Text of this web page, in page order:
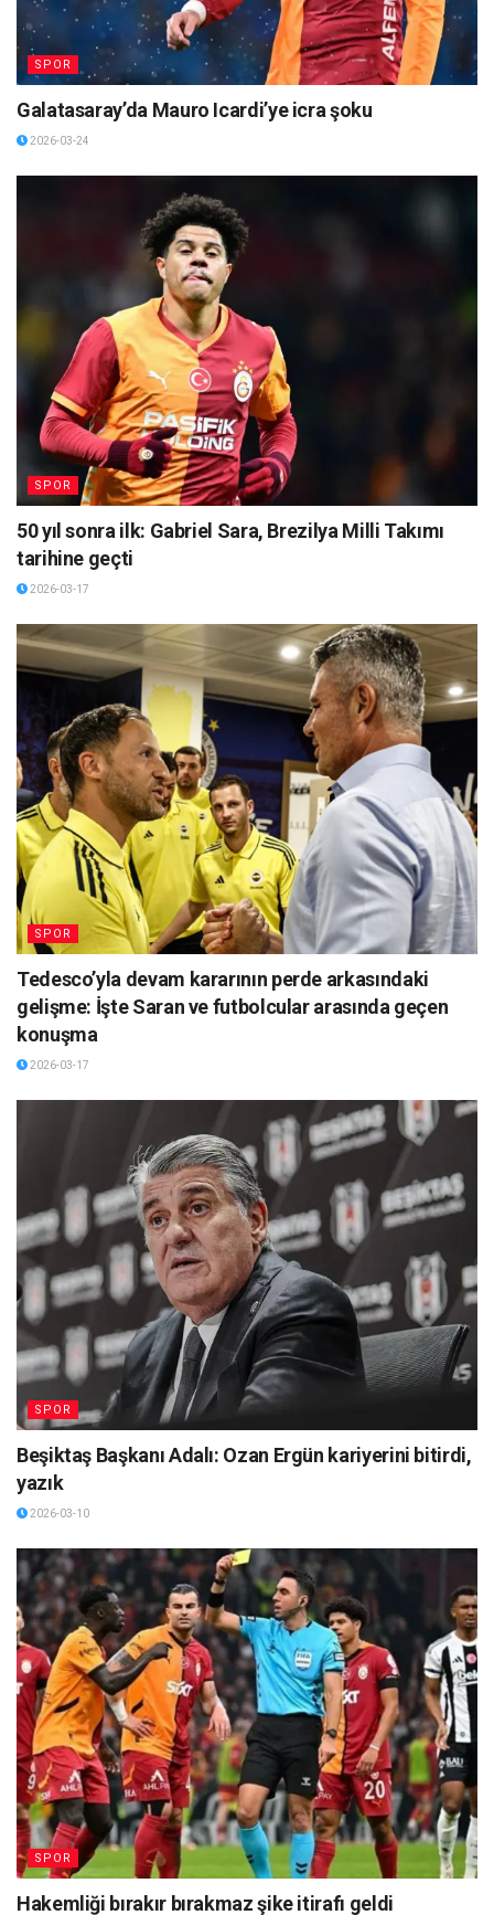
SPOR
Galatasaray’da Mauro Icardi’ye icra şoku
2026-03-24
SPOR
50 yıl sonra ilk: Gabriel Sara, Brezilya Milli Takımı
tarihine geçti
2026-03-17
SPOR
Tedesco’yla devam kararının perde arkasındaki
gelişme: İşte Saran ve futbolcular arasında geçen
konuşma
2026-03-17
SPOR
Beşiktaş Başkanı Adalı: Ozan Ergün kariyerini bitirdi,
yazık
2026-03-10
SPOR
Hakemliği bırakır bırakmaz şike itirafı geldi